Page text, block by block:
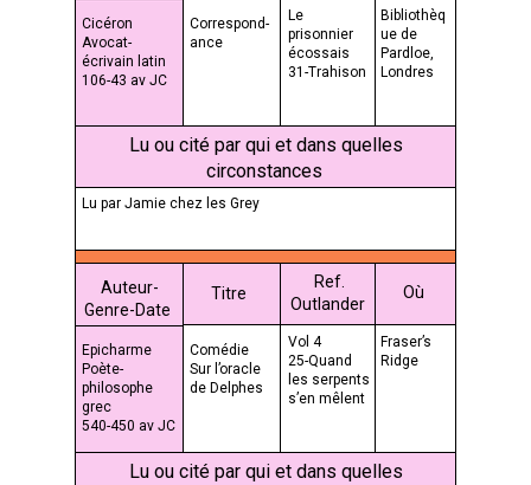
Lu par Jamie chez les Grey
Le
prisonnier
écossais
31-Trahison
Cicéron
Avocat-
écrivain latin
106-43 av JC
Correspond-
ance
Bibliothèq
ue de
Pardloe,
Londres
Lu ou cité par qui et dans quelles
circonstances
Où
Epicharme
Poète-
philosophe
grec
540-450 av JC
Fraser’s
Ridge
Comédie
Sur l’oracle
de Delphes
Lu ou cité par qui et dans quelles
Vol 4
25-Quand
les serpents
s’en mêlent
Ref.
Outlander
Titre
Auteur-
Genre-Date